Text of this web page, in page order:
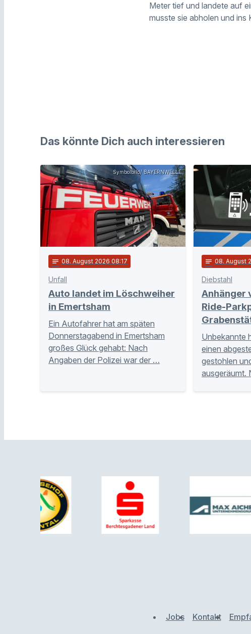
Meter tief und landete auf
musste sie abholen und ins
Das könnte Dich auch interessieren
Symbolbild/ BAYERNWELLE
notes 08. August 2026 08:17
Unfall
Auto landet im Löschweiher
in Emertsham
Ein Autofahrer hat am späten
Donnerstagabend in Emertsham
großes Glück gehabt: Nach
Angaben der Polizei war der …
notes 08. August
Diebstahl
Anhänger
Ride-
Unbekannte
einen
gestohlen
ausgeräumt.
Jobs Kontakt